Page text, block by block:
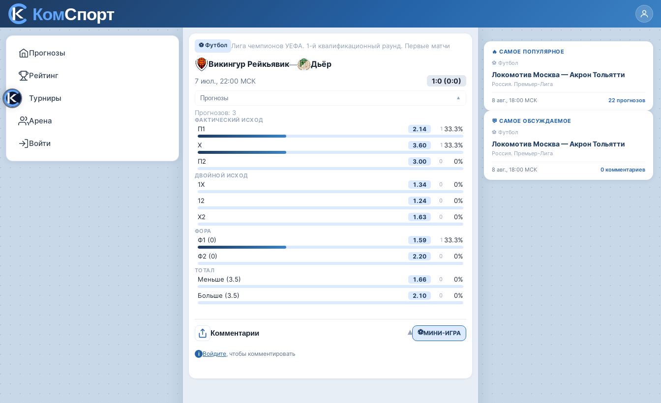
Прогнозы
Рейтинг
Турниры
Арена
Войти
🔥 САМОЕ ПОПУЛЯРНОЕ
⚽ Футбол
Локомотив Москва—Акрон Тольятти
Россия. Премьер-Лига
8 авг., 18:00 МСК 22 прогнозов
💬 САМОЕ ОБСУЖДАЕМОЕ
⚽ Футбол
Локомотив Москва—Акрон Тольятти
Россия. Премьер-Лига
8 авг., 18:00 МСК 0 комментариев
⚽ Футбол Лига чемпионов УЕФА. 1-й квалификационный раунд. Первые матчи
Викингур Рейкьявик— Дьёр
7 июл., 22:00 МСК 1:0 (0:0)
Прогнозы ▼
Прогнозов: 3
ФАКТИЧЕСКИЙ ИСХОД
П1 2.14 1 33.3%
Х 3.60 1 33.3%
П2 3.00 0 0%
ДВОЙНОЙ ИСХОД
1Х 1.34 0 0%
12 1.24 0 0%
Х2 1.63 0 0%
ФОРА
Ф1 (0) 1.59 1 33.3%
Ф2 (0) 2.20 0 0%
ТОТАЛ
Меньше (3.5) 1.66 0 0%
Больше (3.5) 2.10 0 0%
⚽МИНИ-ИГРА
Комментарии ▾
i Войдите, чтобы комментировать